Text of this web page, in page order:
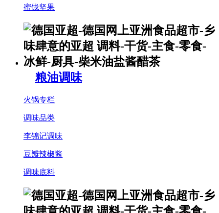
蜜饯坚果
粮油调味
火锅专栏
调味品类
李锦记调味
豆瓣辣椒酱
调味底料